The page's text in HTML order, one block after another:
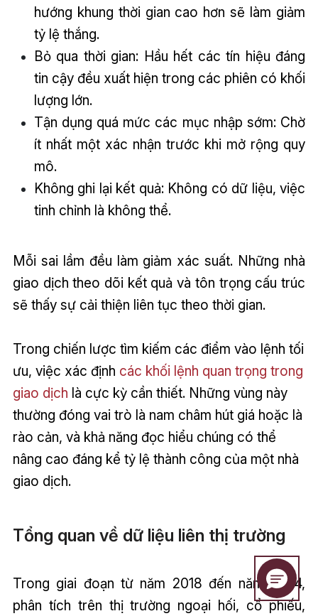
hướng khung thời gian cao hơn sẽ làm giảm
tỷ lệ thắng.
Bỏ qua thời gian: Hầu hết các tín hiệu đáng
tin cậy đều xuất hiện trong các phiên có khối
lượng lớn.
Tận dụng quá mức các mục nhập sớm: Chờ
ít nhất một xác nhận trước khi mở rộng quy
mô.
Không ghi lại kết quả: Không có dữ liệu, việc
tinh chỉnh là không thể.
Mỗi sai lầm đều làm giảm xác suất. Những nhà
giao dịch theo dõi kết quả và tôn trọng cấu trúc
sẽ thấy sự cải thiện liên tục theo thời gian.
Trong chiến lược tìm kiếm các điểm vào lệnh tối
ưu, việc xác định các khối lệnh quan trọng trong
giao dịch là cực kỳ cần thiết. Những vùng này
thường đóng vai trò là nam châm hút giá hoặc là
rào cản, và khả năng đọc hiểu chúng có thể
nâng cao đáng kể tỷ lệ thành công của một nhà
giao dịch.
Tổng quan về dữ liệu liên thị trường
Trong giai đoạn từ năm 2018 đến năm 2024,
phân tích trên thị trường ngoại hối, cổ phiếu,